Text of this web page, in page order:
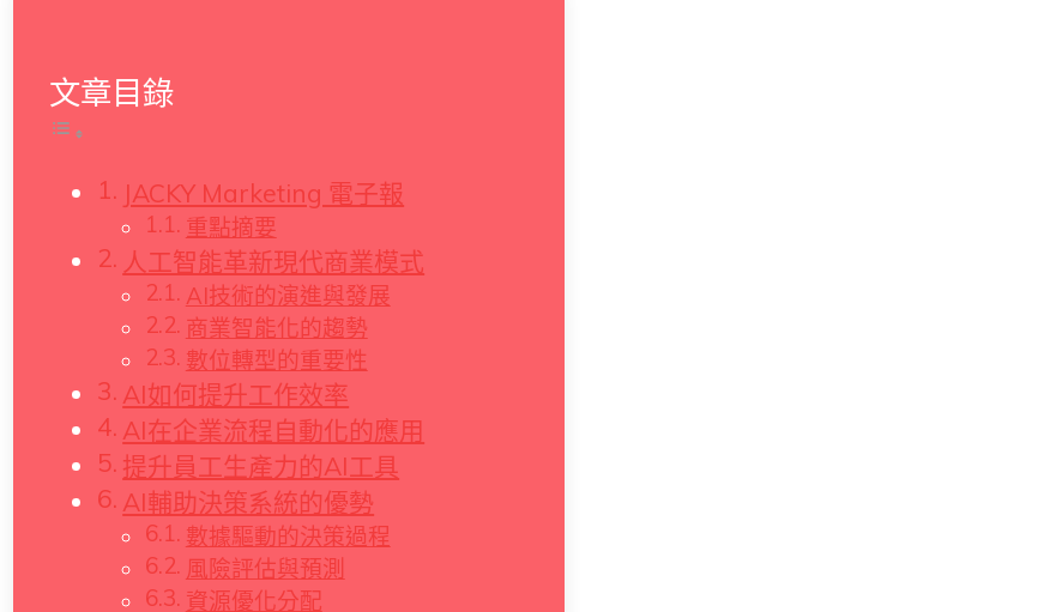
文章目錄
JACKY Marketing 電子報
重點摘要
人工智能革新現代商業模式
AI技術的演進與發展
商業智能化的趨勢
數位轉型的重要性
AI如何提升工作效率
AI在企業流程自動化的應用
提升員工生產力的AI工具
AI輔助決策系統的優勢
數據驅動的決策過程
風險評估與預測
資源優化分配